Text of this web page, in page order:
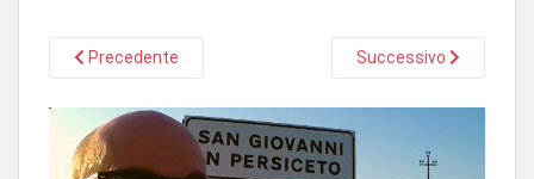
Precedente Successivo